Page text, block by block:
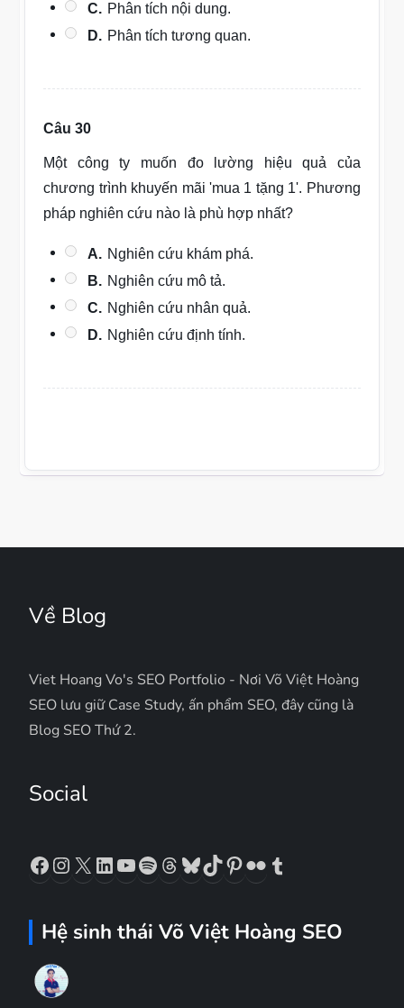
C. Phân tích nội dung.
D. Phân tích tương quan.
Câu 30
Một công ty muốn đo lường hiệu quả của
chương trình khuyến mãi 'mua 1 tặng 1'. Phương
pháp nghiên cứu nào là phù hợp nhất?
A. Nghiên cứu khám phá.
B. Nghiên cứu mô tả.
C. Nghiên cứu nhân quả.
D. Nghiên cứu định tính.
Về Blog
Viet Hoang Vo's SEO Portfolio - Nơi Võ Việt Hoàng
SEO lưu giữ Case Study, ấn phẩm SEO, đây cũng là
Blog SEO Thứ 2.
Social
Facebook
Instagram
X LinkedIn
YouTube
Spotify
Threads
Bluesky
TikTok
Pinterest
Flickr
Hệ sinh thái Võ Việt Hoàng SEO